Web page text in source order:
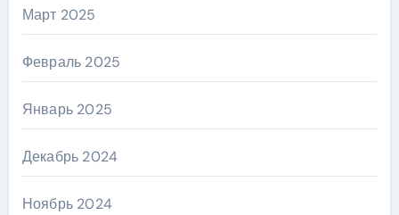
Март 2025
Февраль 2025
Январь 2025
Декабрь 2024
Ноябрь 2024